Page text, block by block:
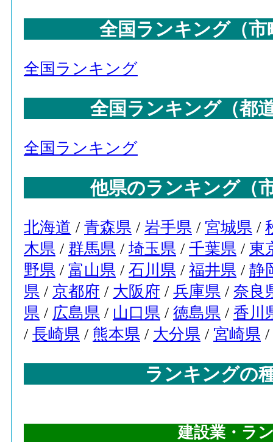
鎌倉市(神奈川県)
66
鴻巣市(埼玉県)
66
江東区(東京都)
68
飛島村(愛知県)
69
新地町(福島県)
白井市(千葉県)
73
調布市(東京都)
74
豊郷町(滋賀県)
75
白石町(佐賀県)
76
品川区(東京都)
77
台東区(東京都)
78
草加市(埼玉県)
79
鹿追町(北海道)
全国ランキング（
全国ランキング
全国ランキング（都
全国ランキング
他県のランキング（
北海道 / 青森県 / 岩手県 / 宮城県 /
木県 / 群馬県 / 埼玉県 / 千葉県 / 東
野県 / 富山県 / 石川県 / 福井県 / 静
県 / 京都府 / 大阪府 / 兵庫県 / 奈良
県 / 広島県 / 山口県 / 徳島県 / 香川
/ 長崎県 / 熊本県 / 大分県 / 宮崎県 /
ランキングの
建設業・ラ